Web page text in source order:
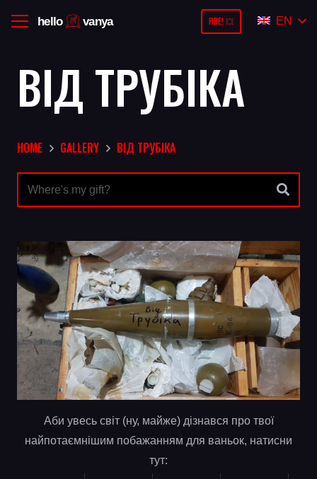
FIRE! 💥 EN
ВІД ТРУБІКА
HOME GALLERY ВІД ТРУБІКА
Аби увесь світ (ну, майже) дізнався про твої
найпотаємнішим побажанням для ваньок, натисни
тут: